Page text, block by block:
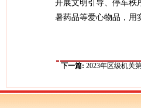
开展文明引导、停车秩
暑药品等爱心物品，用
下一篇: 2023年区级机关